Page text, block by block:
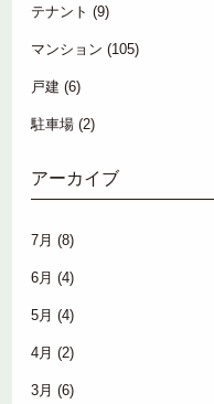
テナント (9)
マンション (105)
戸建 (6)
駐車場 (2)
アーカイブ
7月 (8)
6月 (4)
5月 (4)
4月 (2)
3月 (6)